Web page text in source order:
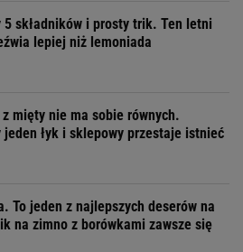
5 składników i prosty trik. Ten letni
lepiej niż lemoniada
mięty nie ma sobie równych.
jeden łyk i sklepowy przestaje istnieć
To jeden z najlepszych deserów na
na zimno z borówkami zawsze się